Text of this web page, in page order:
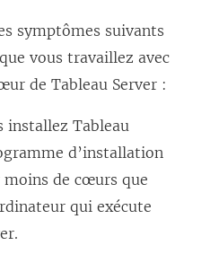
symptômes suivants
vous travaillez avec
de Tableau Server :
installez Tableau
d’installation
de cœurs que
qui exécute